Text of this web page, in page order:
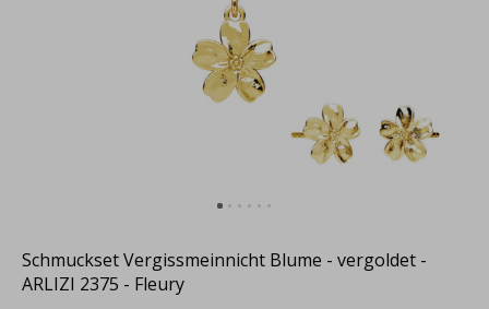
Schmuckset Vergissmeinnicht Blume - vergoldet -
ARLIZI 2375 - Fleury